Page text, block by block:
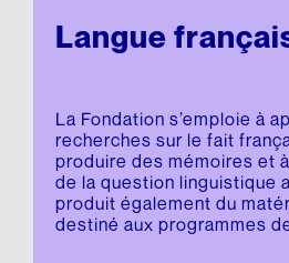
Langue
La Fondation s’emploie à
recherches sur le fait
produire des mémoires et
de la question linguistique
produit également du
destiné aux programmes